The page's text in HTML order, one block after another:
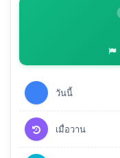
วันนี้
เมื่อวาน